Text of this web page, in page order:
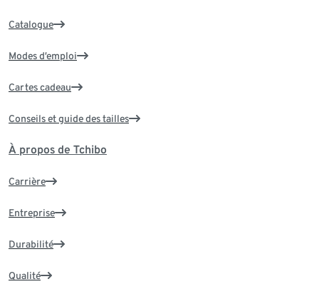
Catalogue
Modes d’emploi
Cartes cadeau
Conseils et guide des tailles
À propos de Tchibo
Carrière
Entreprise
Durabilité
Qualité